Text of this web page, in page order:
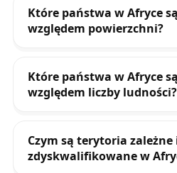
Które państwa w Afryce
względem powierzchni?
Które państwa w Afryce
względem liczby ludności?
Czym są terytoria zależne
zdyskwalifikowane w